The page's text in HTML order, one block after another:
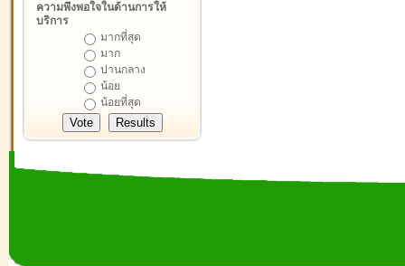
ความพึงพอใจในด้านการให้
บริการ
มากที่สุด
มาก
ปานกลาง
น้อย
น้อยที่สุด